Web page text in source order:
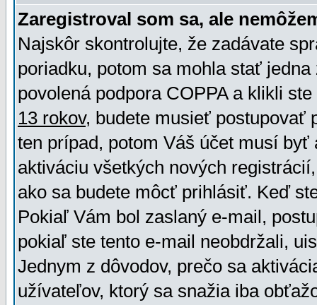
Zaregistroval som sa, ale
Najskôr skontrolujte, že zadávate
poriadku, potom sa mohla stať
povolená podpora COPPA a klikli
13 rokov, budete musieť postupovať
ten prípad, potom Váš účet musí
aktiváciu všetkých nových
ako sa budete môcť prihlásiť. Keď
Pokiaľ Vám bol zaslaný e-mail,
pokiaľ ste tento e-mail neobdržali,
Jednym z dôvodov, prečo sa
užívateľov, ktorý sa snažia iba